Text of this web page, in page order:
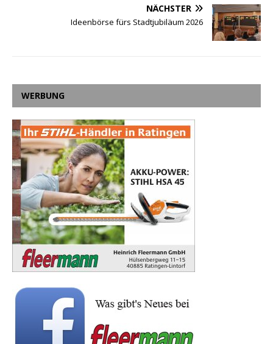
NÄCHSTER
Ideenbörse fürs Stadtjubiläum 2026
WERBUNG